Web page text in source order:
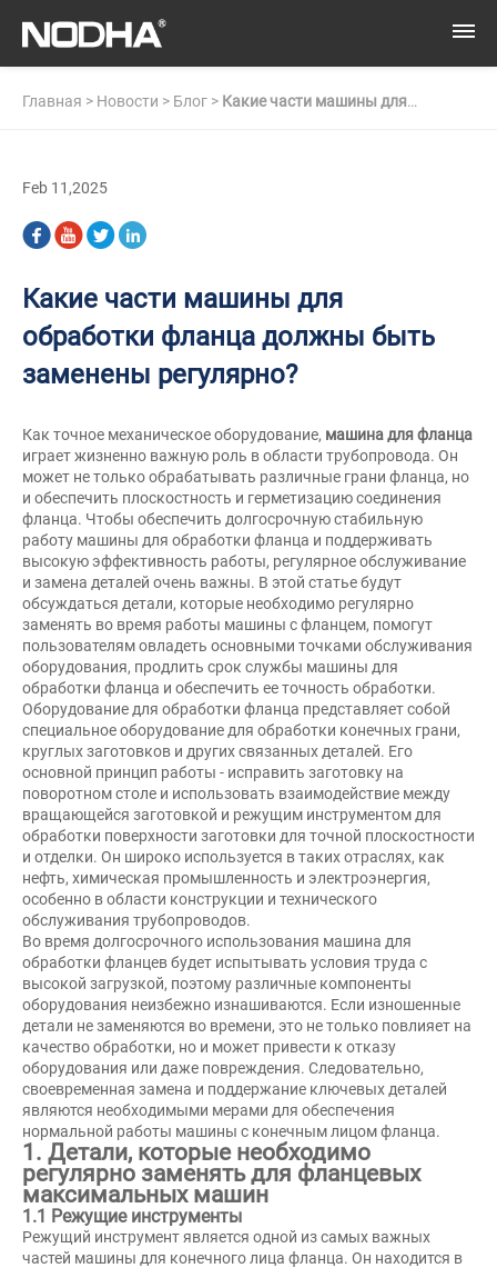
Главная > Новости > Блог > Какие части машины для
Feb 11,2025
Какие части машины для
обработки фланца должны быть
заменены регулярно?
Как точное механическое оборудование, машина для фланца
играет жизненно важную роль в области трубопровода. Он
может не только обрабатывать различные грани фланца, но
и обеспечить плоскостность и герметизацию соединения
фланца. Чтобы обеспечить долгосрочную стабильную
работу машины для обработки фланца и поддерживать
высокую эффективность работы, регулярное обслуживание
и замена деталей очень важны. В этой статье будут
обсуждаться детали, которые необходимо регулярно
заменять во время работы машины с фланцем, помогут
пользователям овладеть основными точками обслуживания
оборудования, продлить срок службы машины для
обработки фланца и обеспечить ее точность обработки.
Оборудование для обработки фланца представляет собой
специальное оборудование для обработки конечных грани,
круглых заготовков и других связанных деталей. Его
основной принцип работы - исправить заготовку на
поворотном столе и использовать взаимодействие между
вращающейся заготовкой и режущим инструментом для
обработки поверхности заготовки для точной плоскостности
и отделки. Он широко используется в таких отраслях, как
нефть, химическая промышленность и электроэнергия,
особенно в области конструкции и технического
обслуживания трубопроводов.
Во время долгосрочного использования машина для
обработки фланцев будет испытывать условия труда с
высокой загрузкой, поэтому различные компоненты
оборудования неизбежно изнашиваются. Если изношенные
детали не заменяются во времени, это не только повлияет на
качество обработки, но и может привести к отказу
оборудования или даже повреждения. Следовательно,
своевременная замена и поддержание ключевых деталей
являются необходимыми мерами для обеспечения
нормальной работы машины с конечным лицом фланца.
1. Детали, которые необходимо
регулярно заменять для фланцевых
максимальных машин
1.1 Режущие инструменты
Режущий инструмент является одной из самых важных
частей машины для конечного лица фланца. Он находится в